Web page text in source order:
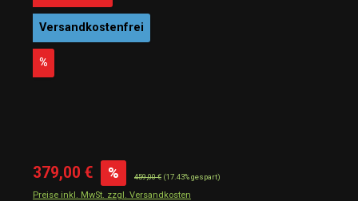
Versandkostenfrei
%
379,00 € % 459,00 € (17.43% gespart)
Preise inkl. MwSt. zzgl. Versandkosten